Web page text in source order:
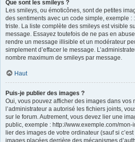
Que sont les smileys ?
Les smileys, ou émoticônes, sont de petites
des sentiments avec un code simple, exemple :
triste. La liste complète des smileys est visible
message. Essayez toutefois de ne pas en
rendre un message illisible et un modérateur
simplement d’effacer le message.
nombre maximum de smileys par message.
Haut
Puis-je publier des images ?
Oui, vous pouvez afficher des images dans vos
l’administrateur a autorisé les fichiers joints,
sur le forum. Autrement, vous devez lier une
public, exemple : http://www.exemple.com/
lier des images de votre ordinateur (sauf si
images placées derrière des mécanismes